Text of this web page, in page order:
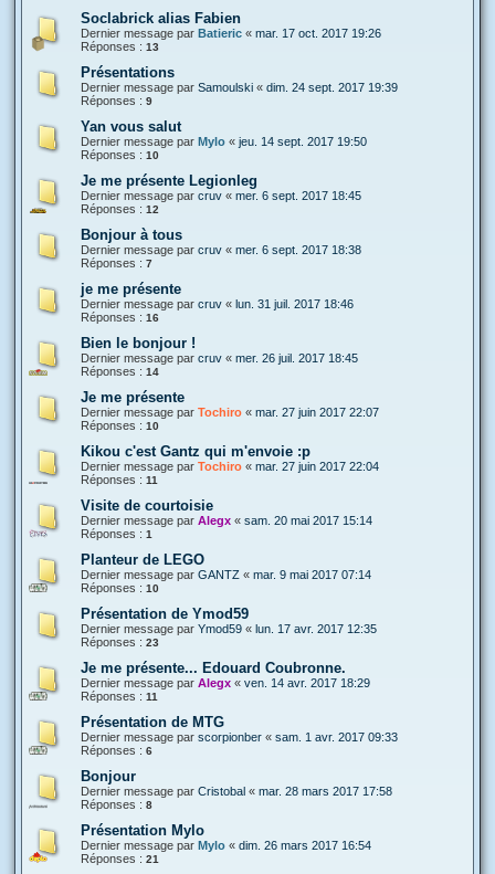
Soclabrick alias Fabien
Dernier message par Batieric « mar. 17 oct. 2017 19:26
Réponses : 13
Présentations
Dernier message par Samoulski « dim. 24 sept. 2017 19:39
Réponses : 9
Yan vous salut
Dernier message par Mylo « jeu. 14 sept. 2017 19:50
Réponses : 10
Je me présente Legionleg
Dernier message par cruv « mer. 6 sept. 2017 18:45
Réponses : 12
Bonjour à tous
Dernier message par cruv « mer. 6 sept. 2017 18:38
Réponses : 7
je me présente
Dernier message par cruv « lun. 31 juil. 2017 18:46
Réponses : 16
Bien le bonjour !
Dernier message par cruv « mer. 26 juil. 2017 18:45
Réponses : 14
Je me présente
Dernier message par Tochiro « mar. 27 juin 2017 22:07
Réponses : 10
Kikou c'est Gantz qui m'envoie :p
Dernier message par Tochiro « mar. 27 juin 2017 22:04
Réponses : 11
Visite de courtoisie
Dernier message par Alegx « sam. 20 mai 2017 15:14
Réponses : 1
Planteur de LEGO
Dernier message par GANTZ « mar. 9 mai 2017 07:14
Réponses : 10
Présentation de Ymod59
Dernier message par Ymod59 « lun. 17 avr. 2017 12:35
Réponses : 23
Je me présente... Edouard Coubronne.
Dernier message par Alegx « ven. 14 avr. 2017 18:29
Réponses : 11
Présentation de MTG
Dernier message par scorpionber « sam. 1 avr. 2017 09:33
Réponses : 6
Bonjour
Dernier message par Cristobal « mar. 28 mars 2017 17:58
Réponses : 8
Présentation Mylo
Dernier message par Mylo « dim. 26 mars 2017 16:54
Réponses : 21